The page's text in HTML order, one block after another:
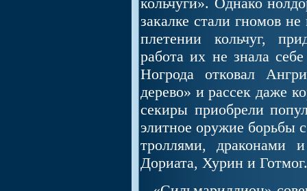
закалке стали гномов
плетении кольчуг,
работа их не знала
Ногрода отковал
дерево» и рассек даже
секиры приобрели
элитное оружие борьбы
троллями, драконами
Дориата, Хурин и Готмог.